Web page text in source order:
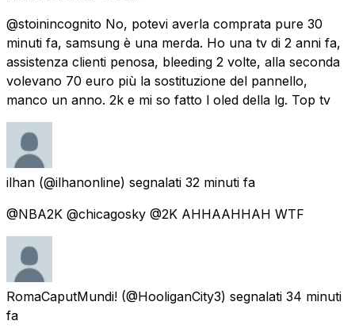
@stoinincognito No, potevi averla comprata pure 30
minuti fa, samsung è una merda. Ho una tv di 2 anni fa,
assistenza clienti penosa, bleeding 2 volte, alla seconda
volevano 70 euro più la sostituzione del pannello,
manco un anno. 2k e mi so fatto l oled della lg. Top tv
ilhan (@ilhanonline) segnalati 32 minuti fa
@NBA2K @chicagosky @2K AHHAAHHAH WTF
RomaCaputMundi! (@HooliganCity3) segnalati 34 minuti
fa